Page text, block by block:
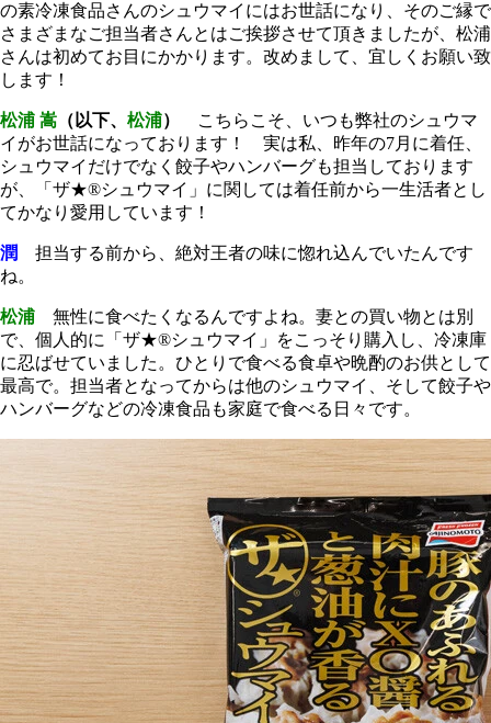
の素冷凍食品さんのシュウマイにはお世話になり、そのご縁で
さまざまなご担当者さんとはご挨拶させて頂きましたが、松浦
さんは初めてお目にかかります。改めまして、宜しくお願い致
します！
松浦 嵩 （以下、 松浦）
こちらこそ、いつも弊社のシュウマ
イがお世話になっております！ 実は私、昨年の7月に着任、
シュウマイだけでなく餃子やハンバーグも担当しております
が、「ザ★®シュウマイ」に関しては着任前から一生活者とし
てかなり愛用しています！
潤 担当する前から、絶対王者の味に惚れ込んでいたんです
ね。
松浦 無性に食べたくなるんですよね。妻との買い物とは別
で、個人的に「ザ★®シュウマイ」をこっそり購入し、冷凍庫
に忍ばせていました。ひとりで食べる食卓や晩酌のお供として
最高で。担当者となってからは他のシュウマイ、そして餃子や
ハンバーグなどの冷凍食品も家庭で食べる日々です。